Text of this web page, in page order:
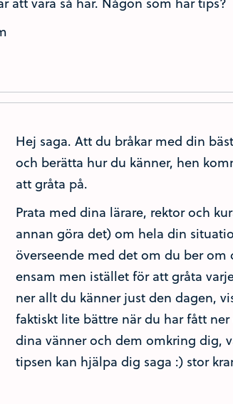
Hej saga. Att du bråkar med din
och berätta hur du känner, hen
att gråta på.
Prata med dina lärare, rektor och
annan göra det) om hela din
överseende med det om du ber om
ensam men istället för att gråta
ner allt du känner just den dagen,
faktiskt lite bättre när du har fått
dina vänner och dem omkring dig,
tipsen kan hjälpa dig saga :) stor